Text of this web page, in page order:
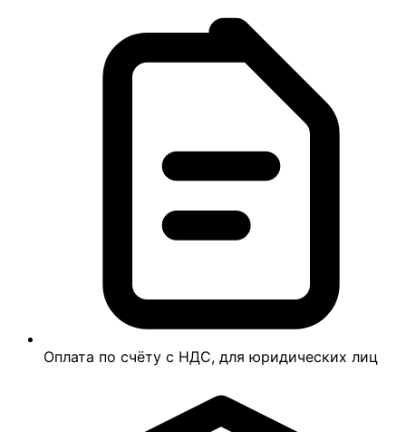
Оплата по счёту с НДС, для юридических лиц